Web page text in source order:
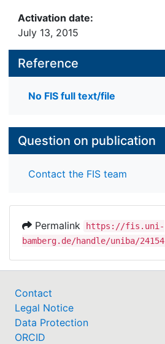
Activation date:
July 13, 2015
Reference
No FIS full text/file
Question on publication
Contact the FIS team
Permalink
https://fis.uni-
bamberg.de/handle/uniba/24154
Contact
Legal Notice
Data Protection
ORCID